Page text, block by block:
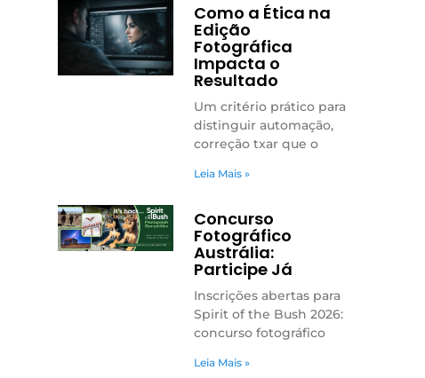
Como a Ética na
Edição
Fotográfica
Impacta o
Resultado
Um critério prático para
distinguir automação,
correção txar que o
Leia Mais »
Concurso
Fotográfico
Austrália:
Participe Já
Inscrições abertas para
Spirit of the Bush 2026:
concurso fotográfico
Leia Mais »